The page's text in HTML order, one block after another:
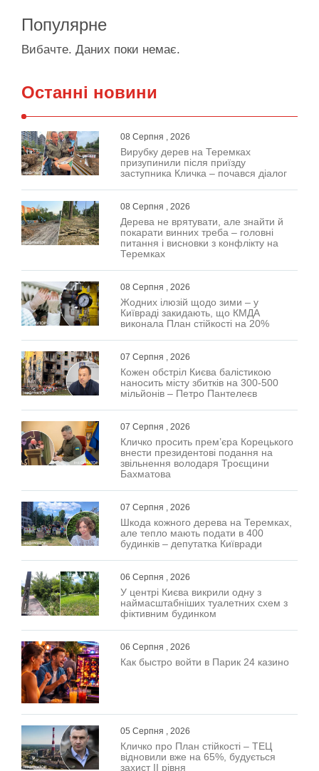
Популярне
Вибачте. Даних поки немає.
Останні новини
08 Серпня , 2026
Вирубку дерев на Теремках
призупинили після приїзду
заступника Кличка – почався діалог
08 Серпня , 2026
Дерева не врятувати, але знайти й
покарати винних треба – головні
питання і висновки з конфлікту на
Теремках
08 Серпня , 2026
Жодних ілюзій щодо зими – у
Київраді закидають, що КМДА
виконала План стійкості на 20%
07 Серпня , 2026
Кожен обстріл Києва балістикою
наносить місту збитків на 300-500
мільйонів – Петро Пантелеєв
07 Серпня , 2026
Кличко просить прем’єра Корецького
внести президентові подання на
звільнення володаря Троєщини
Бахматова
07 Серпня , 2026
Шкода кожного дерева на Теремках,
але тепло мають подати в 400
будинків – депутатка Київради
06 Серпня , 2026
У центрі Києва викрили одну з
наймасштабніших туалетних схем з
фіктивним будинком
06 Серпня , 2026
Как быстро войти в Парик 24 казино
05 Серпня , 2026
Кличко про План стійкості – ТЕЦ
відновили вже на 65%, будується
захист ІІ рівня